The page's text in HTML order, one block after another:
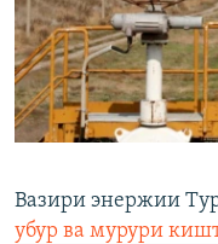
Вазири энержии
убур ва мурури